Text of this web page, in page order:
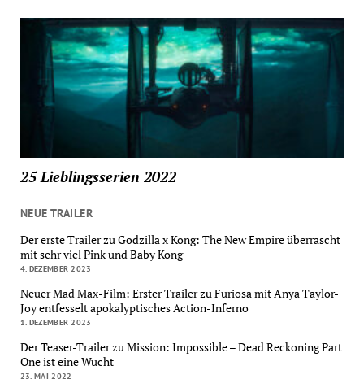
25 Lieblingsserien 2022
NEUE TRAILER
Der erste Trailer zu Godzilla x Kong: The New Empire überrascht
mit sehr viel Pink und Baby Kong
4. DEZEMBER 2023
Neuer Mad Max-Film: Erster Trailer zu Furiosa mit Anya Taylor-
Joy entfesselt apokalyptisches Action-Inferno
1. DEZEMBER 2023
Der Teaser-Trailer zu Mission: Impossible – Dead Reckoning Part
One ist eine Wucht
23. MAI 2022